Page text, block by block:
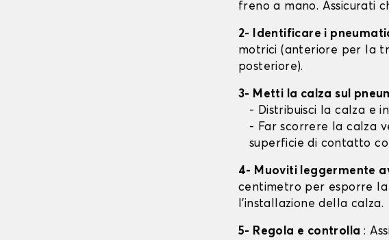
freno a mano. Assicurati
2- Identificare i
motrici (anteriore per la
posteriore).
3- Metti la calza sul
- Distribuisci la calza e
- Far scorrere la calza
superficie di contatto
4- Muoviti leggermente
centimetro per esporre
l'installazione della calza.
5- Regola e controlla :